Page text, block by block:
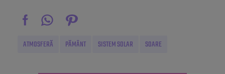
ATMOSFERĂ PĂMÂNT SISTEM SOLAR SOARE